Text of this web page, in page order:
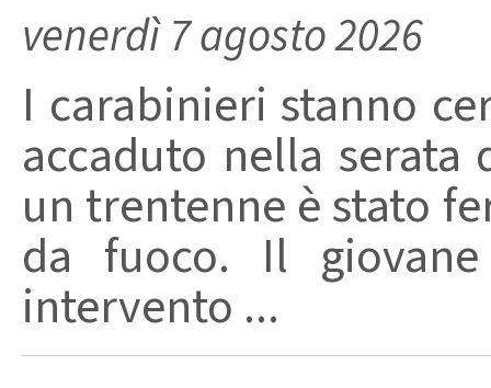
venerdì 7 agosto 2026
I carabinieri stanno
accaduto nella serata
un trentenne è stato
da fuoco. Il
intervento ...